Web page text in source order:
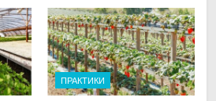
ПРАКТИКИ